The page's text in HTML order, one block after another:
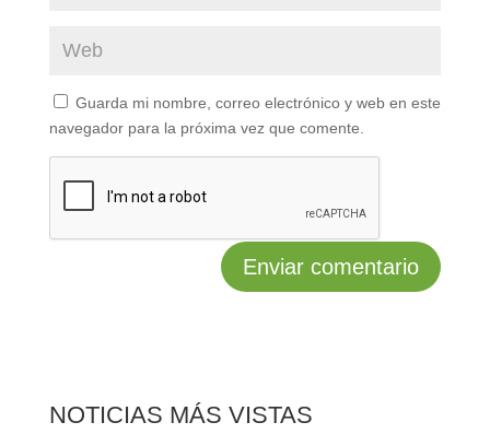
Guarda mi nombre, correo electrónico y web en este
navegador para la próxima vez que comente.
NOTICIAS MÁS VISTAS